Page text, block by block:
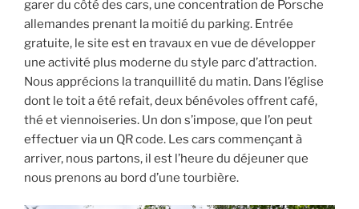
garer du côté des cars, une concentration de Porsche
allemandes prenant la moitié du parking. Entrée
gratuite, le site est en travaux en vue de développer
une activité plus moderne du style parc d’attraction.
Nous apprécions la tranquillité du matin. Dans l’église
dont le toit a été refait, deux bénévoles offrent café,
thé et viennoiseries. Un don s’impose, que l’on peut
effectuer via un QR code. Les cars commençant à
arriver, nous partons, il est l’heure du déjeuner que
nous prenons au bord d’une tourbière.